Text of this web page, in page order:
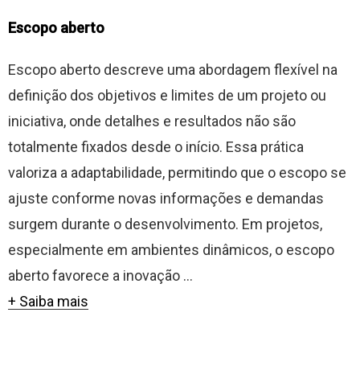
Escopo aberto
Escopo aberto descreve uma abordagem flexível na
definição dos objetivos e limites de um projeto ou
iniciativa, onde detalhes e resultados não são
totalmente fixados desde o início. Essa prática
valoriza a adaptabilidade, permitindo que o escopo se
ajuste conforme novas informações e demandas
surgem durante o desenvolvimento. Em projetos,
especialmente em ambientes dinâmicos, o escopo
aberto favorece a inovação ...
+ Saiba mais